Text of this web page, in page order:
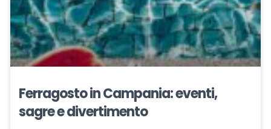
Ferragosto in Campania: eventi,
sagre e divertimento